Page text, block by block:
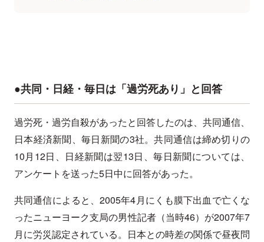
●共同・日経・毎日は「過労死あり」と回答
過労死・過労自殺があったと回答したのは、共同通信、
日本経済新聞、毎日新聞の3社。共同通信は締め切りの
10月12日、日経新聞は翌13日、毎日新聞については、
アンケートを送った5日中に回答があった。
共同通信によると、2005年4月にくも膜下出血で亡くな
ったニューヨーク支局の男性記者（当時46）が2007年7
月に労災認定されている。日本との時差の関係で昼夜問